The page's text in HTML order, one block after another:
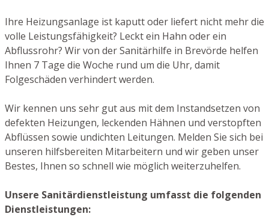
Ihre Heizungsanlage ist kaputt oder liefert nicht mehr die
volle Leistungsfähigkeit? Leckt ein Hahn oder ein
Abflussrohr? Wir von der Sanitärhilfe in Brevörde helfen
Ihnen 7 Tage die Woche rund um die Uhr, damit
Folgeschäden verhindert werden.
Wir kennen uns sehr gut aus mit dem Instandsetzen von
defekten Heizungen, leckenden Hähnen und verstopften
Abflüssen sowie undichten Leitungen. Melden Sie sich bei
unseren hilfsbereiten Mitarbeitern und wir geben unser
Bestes, Ihnen so schnell wie möglich weiterzuhelfen.
Unsere Sanitärdienstleistung umfasst die folgenden
Dienstleistungen: